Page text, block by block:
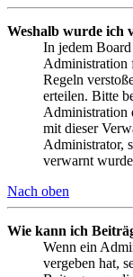
Weshalb wurde ich
In jedem
Administration
Regeln
erteilen. Bitte
Administration
mit dieser
Administrator,
verwarnt
Nach oben
Wie kann ich
Wenn ein
vergeben hat,